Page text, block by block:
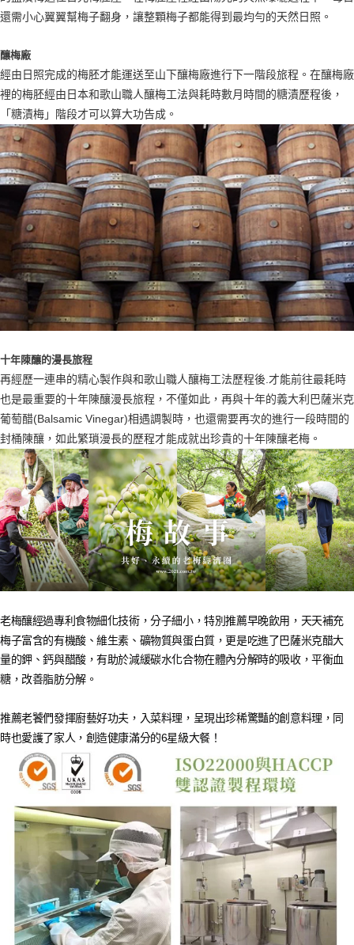
還需小心翼翼幫梅子翻身，讓整顆梅子都能得到最均勻的天然日照。
釀梅廠
經由日照完成的梅胚才能運送至山下釀梅廠進行下一階段旅程。在釀梅廠
裡的梅胚經由日本和歌山職人釀梅工法與耗時數月時間的糖漬歷程後，
「糖漬梅」階段才可以算大功告成。
十年陳釀的漫長旅程
再經歷一連串的精心製作與和歌山職人釀梅工法歷程後.才能前往最耗時
也是最重要的十年陳釀漫長旅程，不僅如此，再與十年的義大利巴薩米克
葡萄醋(Balsamic Vinegar)相遇調製時，也還需要再次的進行一段時間的
封桶陳釀，如此繁瑣漫長的歷程才能成就出珍貴的十年陳釀老梅 。
老梅釀經過專利食物細化技術，分子細小，特別推薦早晚飲用，天天補充
梅子富含的有機酸、維生素、礦物質與蛋白質，更是吃進了巴薩米克醋大
量的鉀、鈣與醋酸，有助於減緩碳水化合物在體內分解時的吸收，平衡血
糖，改善脂肪分解。
推薦老饕們發揮廚藝好功夫，入菜料理，呈現出珍稀驚豔的創意料理，同
時也愛護了家人，創造健康滿分的6星級大餐！